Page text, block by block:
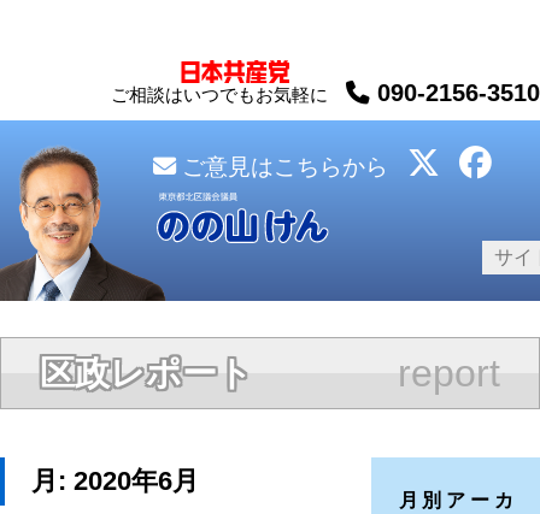
ご相談はいつでもお気軽に 090-2156-3510
ご意見はこちらから
区政レポート report
月:2020年6月
月別アーカ